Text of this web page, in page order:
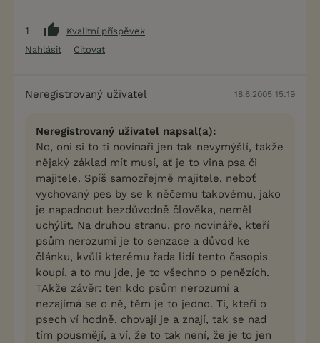
1
Kvalitní příspěvek
Nahlásit
Citovat
Neregistrovaný uživatel 18.6.2005 15:19
Neregistrovaný uživatel napsal(a):
No, oni si to ti novínaři jen tak nevymýšlí, takže
nějaký základ mít musí, ať je to vina psa či
majitele. Spíš samozřejmě majitele, neboť
vychovaný pes by se k něčemu takovému, jako
je napadnout bezdůvodně člověka, neměl
uchýlit. Na druhou stranu, pro novináře, kteří
psům nerozumí je to senzace a důvod ke
článku, kvůli kterému řada lidí tento časopis
koupí, a to mu jde, je to všechno o penězích.
TAkže závěr: ten kdo psům nerozumí a
nezajímá se o ně, těm je to jedno. Ti, kteří o
psech ví hodně, chovají je a znají, tak se nad
tím pousmějí, a ví, že to tak není, že je to jen